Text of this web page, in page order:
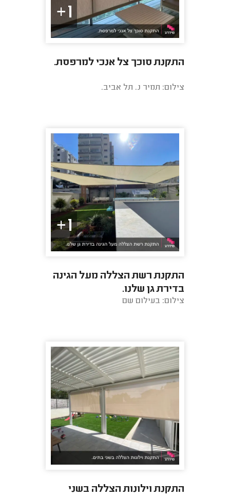
1+
התקנת סוכך צל אנכי למרפסת.
צילום: תמיר נ. תל אביב.
1+
התקנת רשת הצללה מעל הגינה
בדירת גן שלנו.
צילום: בעילום שם
התקנת וילונות הצללה בשני